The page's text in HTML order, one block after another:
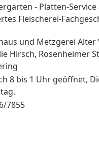
- Platten-
Fleischerei-
und Metzgerei Alter
Hirsch, Rosenheimer
8 bis 1 Uhr geöffnet,
7855